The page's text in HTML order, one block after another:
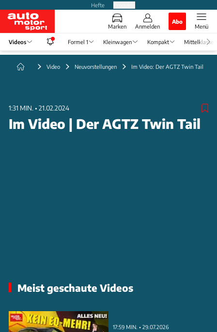
Hefte
Marken Anmelden
Abo
Menü
Videos Formel 1 Kleinwagen Kompakt Mittelklasse
Video Neuvorstellungen Im Video: Der AGTZ Twin Tail
1:31 MIN. • 21.02.2024
Im Video | Der AGTZ Twin Tail
Meist geschaute Videos
17:59 MIN. • 29.07.2026